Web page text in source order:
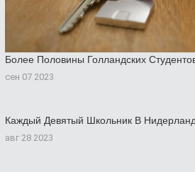
Более Половины Голландских
сен 07 2023
Каждый Девятый Школьник В
авг 28 2023